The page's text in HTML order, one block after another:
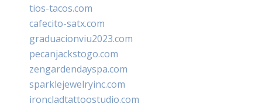
tios-tacos.com
cafecito-satx.com
graduacionviu2023.com
pecanjackstogo.com
zengardendayspa.com
sparklejewelryinc.com
ironcladtattoostudio.com